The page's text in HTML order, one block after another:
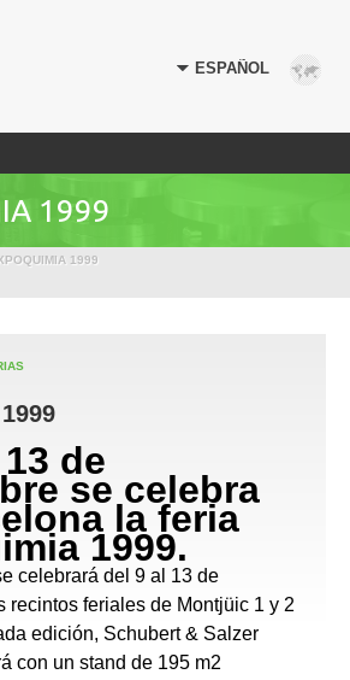
1999
1999
de
se celebra
la feria
1999.
celebrará del 9 al 13 de
recintos feriales de Montjüic 1 y 2
edición, Schubert & Salzer
con un stand de 195 m2